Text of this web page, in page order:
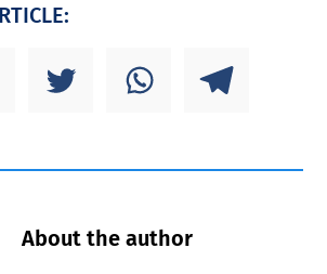
About the author